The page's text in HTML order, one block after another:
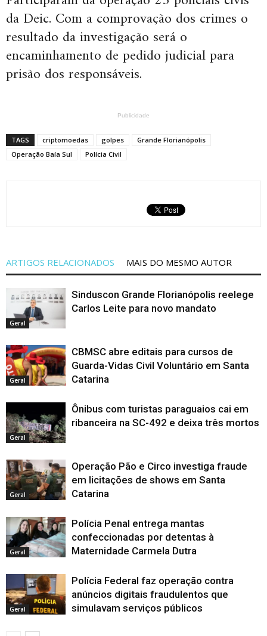
da Deic. Com a comprovação dos crimes o
resultado da investigação será o
encaminhamento de pedido judicial para
prisão dos responsáveis.
Publicidade
TAGS criptomoedas golpes
Grande Florianópolis
Operação Baía Sul
Polícia Civil
ARTIGOS RELACIONADOS MAIS DO MESMO AUTOR
Geral
Sinduscon Grande Florianópolis reelege
Carlos Leite para novo mandato
Geral
CBMSC abre editais para cursos de
Guarda-Vidas Civil Voluntário em Santa
Catarina
Geral
Ônibus com turistas paraguaios cai em
ribanceira na SC-492 e deixa três mortos
Geral
Operação Pão e Circo investiga fraude
em licitações de shows em Santa
Catarina
Geral
Polícia Penal entrega mantas
confeccionadas por detentas à
Maternidade Carmela Dutra
Geral
Polícia Federal faz operação contra
anúncios digitais fraudulentos que
simulavam serviços públicos